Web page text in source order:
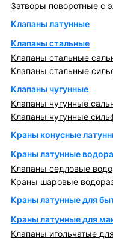
Затворы поворотные с
Клапаны латунные
Клапаны стальные
Клапаны стальные
Клапаны стальные
Клапаны чугунные
Клапаны чугунные
Клапаны чугунные
Краны конусные
Краны латунные
Клапаны седловые
Краны шаровые
Краны латунные для
Краны латунные для
Клапаны игольчатые